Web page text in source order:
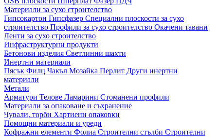
Материали за сухо строителство
Гипсокартон Гипсфазер Специални плоскости за сухо
строителство Профили за сухо строителство Окачени тавани
Ленти за сухо строителство
Инфраструктурни продукти
Бетонови изделия Светлинни шахти
Инертни материали
Пясък Филц Чакъл Мозайкa Перлит Други инертни
материали
Метали
Арматури Телове Ламарини Стоманени профили
Материали за опаковане и съхранение
Чували, торби Хартиени опаковки
Помощни материали и уреди
Кофражни елементи Фолиа Строителни стълби Строителни